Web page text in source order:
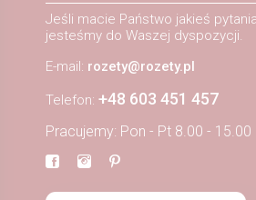
Jeśli macie Państwo jakieś
jesteśmy do Waszej dyspozycji.
E-mail: rozety@rozety.pl
Telefon: +48 603 451 457
Pracujemy: Pon - Pt 8.00 - 15.00